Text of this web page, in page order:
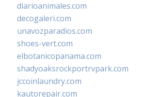
diarioanimales.com
decogaleri.com
unavozparadios.com
shoes-vert.com
elbotanicopanama.com
shadyoaksrockportrvpark.com
jccoinlaundry.com
kautorepair.com